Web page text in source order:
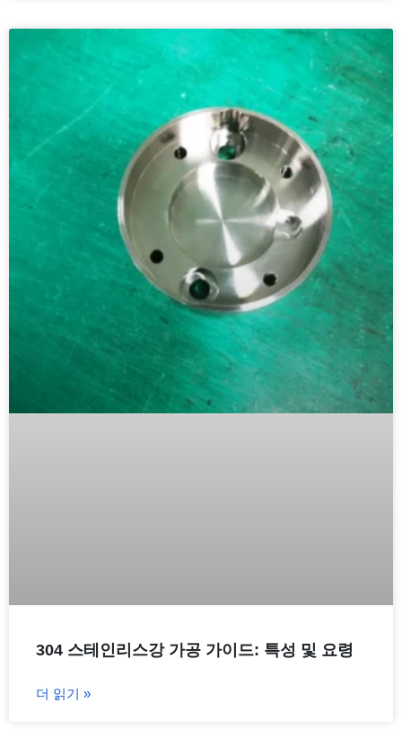
304 스테인리스강 가공 가이드: 특성 및 요령
더 읽기 »